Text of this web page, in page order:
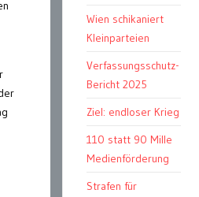
Wien schikaniert
Kleinparteien
Verfassungsschutz-
Bericht 2025
Ziel: endloser Krieg
110 statt 90 Mille
Medienförderung
Strafen für